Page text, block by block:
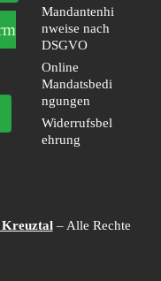
Mandantenhi
nweise nach
DSGVO
Online
Mandatsbedi
ngungen
Widerrufsbel
ehrung
Kreuztal– Alle Rechte